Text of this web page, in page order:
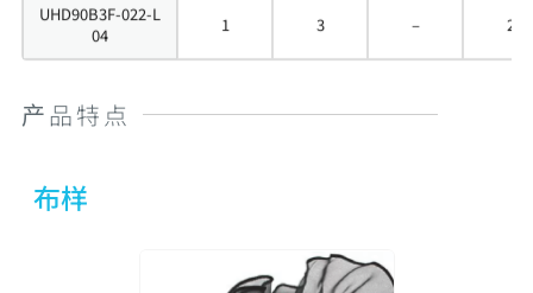
UHD90B3F-022-L
04
1 3 – 2
产品特点
布样